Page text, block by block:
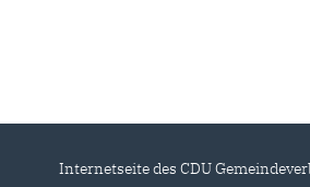
Internetseite des CDU